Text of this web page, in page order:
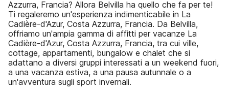
Azzurra, Francia? Allora Belvilla ha quello che fa per te!
Ti regaleremo un'esperienza indimenticabile in La
Cadière-d'Azur, Costa Azzurra, Francia. Da Belvilla,
offriamo un'ampia gamma di affitti per vacanze La
Cadière-d'Azur, Costa Azzurra, Francia, tra cui ville,
cottage, appartamenti, bungalow e chalet che si
adattano a diversi gruppi interessati a un weekend fuori,
a una vacanza estiva, a una pausa autunnale o a
un'avventura sugli sport invernali.